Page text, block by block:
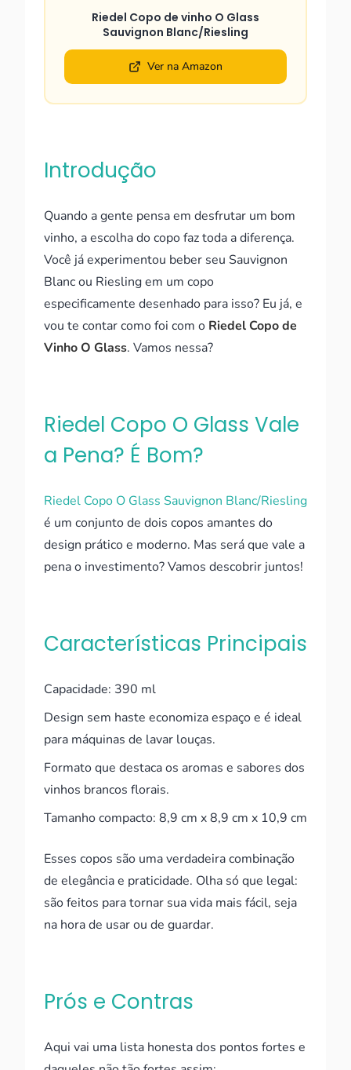
Riedel Copo de vinho O Glass
Sauvignon Blanc/Riesling
Ver na Amazon
Introdução
Quando a gente pensa em desfrutar um bom
vinho, a escolha do copo faz toda a diferença.
Você já experimentou beber seu Sauvignon
Blanc ou Riesling em um copo
especificamente desenhado para isso? Eu já, e
vou te contar como foi com o Riedel Copo de
Vinho O Glass. Vamos nessa?
Riedel Copo O Glass Vale
a Pena? É Bom?
Riedel Copo O Glass Sauvignon Blanc/Riesling
é um conjunto de dois copos amantes do
design prático e moderno. Mas será que vale a
pena o investimento? Vamos descobrir juntos!
Características Principais
Capacidade: 390 ml
Design sem haste economiza espaço e é ideal
para máquinas de lavar louças.
Formato que destaca os aromas e sabores dos
vinhos brancos florais.
Tamanho compacto: 8,9 cm x 8,9 cm x 10,9 cm
Esses copos são uma verdadeira combinação
de elegância e praticidade. Olha só que legal:
são feitos para tornar sua vida mais fácil, seja
na hora de usar ou de guardar.
Prós e Contras
Aqui vai uma lista honesta dos pontos fortes e